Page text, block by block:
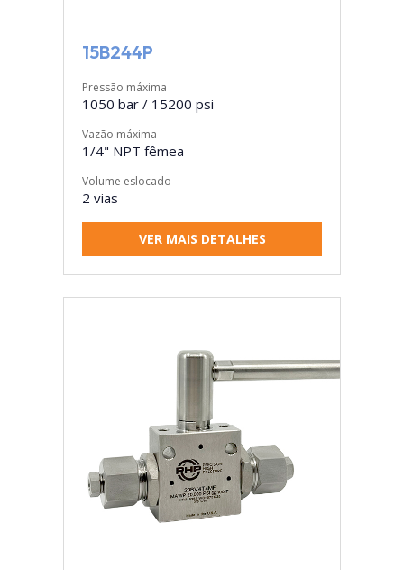
15B244P
Pressão máxima
1050 bar / 15200 psi
Vazão máxima
1/4" NPT fêmea
Volume eslocado
2 vias
VER MAIS DETALHES